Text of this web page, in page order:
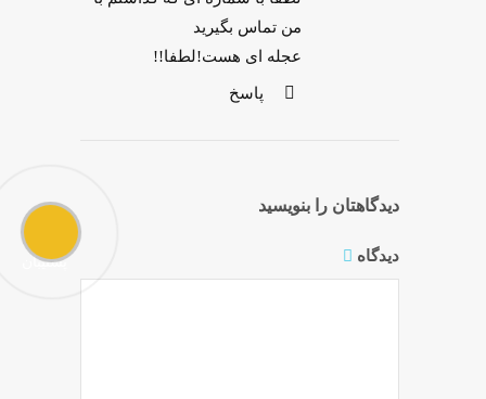
پشتیبان
من تماس بگیرید
عجله ای هست!لطفا!!
پاسخ
دیدگاهتان را بنویسید
دیدگاه